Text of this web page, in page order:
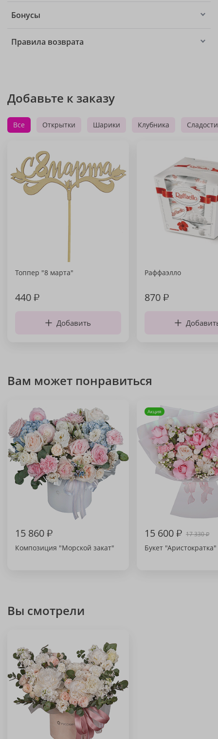
Бонусы
Правила возврата
Добавьте к заказу
Все Открытки Шарики Клубника Сладости
Топпер "8 марта"
440₽
Добавить
Раффаэлло
870₽
Вам может понравиться
15 860₽
Композиция "Морской закат"
Акция
15 600₽ 17 330₽
Букет "Аристократка"
Вы смотрели